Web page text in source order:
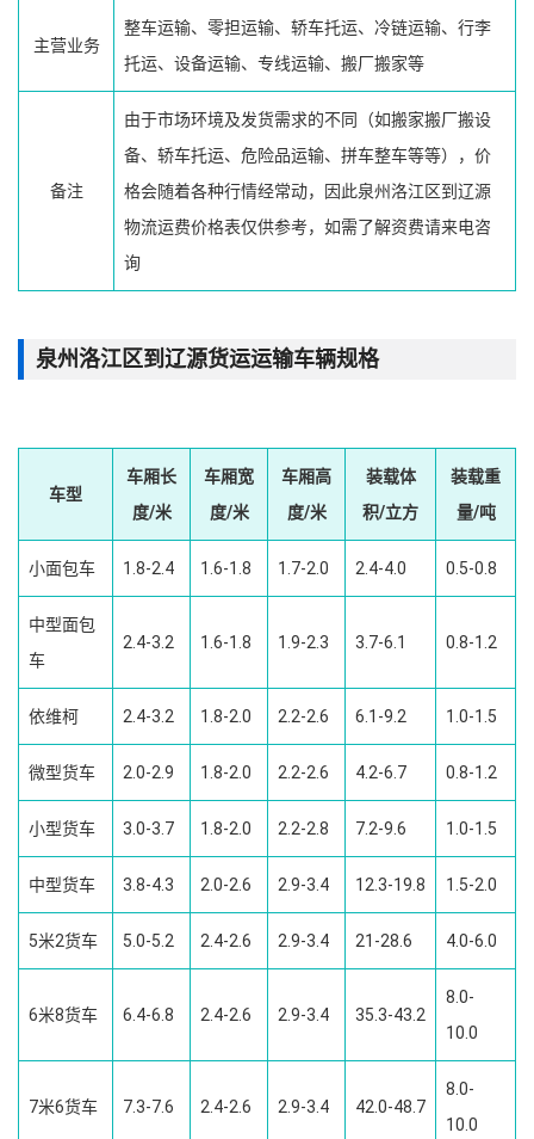
主营业务
整车运输、零担运输、轿车托运、冷链运输、行李
托运、设备运输、专线运输、搬厂搬家等
备注
由于市场环境及发货需求的不同（如搬家搬厂搬设
备、轿车托运、危险品运输、拼车整车等等），价
格会随着各种行情经常动，因此泉州洛江区到辽源
物流运费价格表仅供参考，如需了解资费请来电咨
询
泉州洛江区到辽源货运运输车辆规格
车型
车厢长
度/米
车厢宽
度/米
车厢高
度/米
装载体
积/立方
装载重
量/吨
小面包车 1.8-2.4 1.6-1.8 1.7-2.0 2.4-4.0 0.5-0.8
中型面包
车
2.4-3.2 1.6-1.8 1.9-2.3 3.7-6.1 0.8-1.2
依维柯 2.4-3.2 1.8-2.0 2.2-2.6 6.1-9.2 1.0-1.5
微型货车 2.0-2.9 1.8-2.0 2.2-2.6 4.2-6.7 0.8-1.2
小型货车 3.0-3.7 1.8-2.0 2.2-2.8 7.2-9.6 1.0-1.5
中型货车 3.8-4.3 2.0-2.6 2.9-3.4 12.3-19.8 1.5-2.0
5米2货车 5.0-5.2 2.4-2.6 2.9-3.4 21-28.6 4.0-6.0
6米8货车 6.4-6.8 2.4-2.6 2.9-3.4 35.3-43.2
8.0-
10.0
7米6货车 7.3-7.6 2.4-2.6 2.9-3.4 42.0-48.7
8.0-
10.0